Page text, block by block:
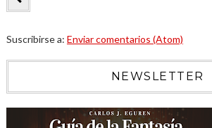
Suscribirse a: Enviar comentarios (Atom)
NEWSLETTER